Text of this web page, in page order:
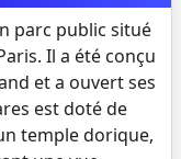
parc public situé
Il a été conçu
et a ouvert ses
est doté de
temple dorique,